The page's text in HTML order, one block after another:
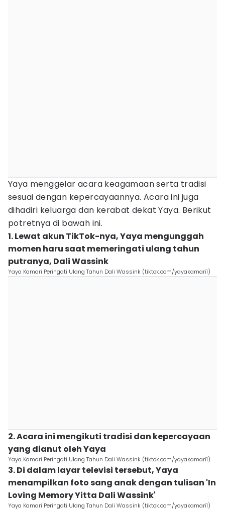
Yaya menggelar acara keagamaan serta tradisi
sesuai dengan kepercayaannya. Acara ini juga
dihadiri keluarga dan kerabat dekat Yaya. Berikut
potretnya di bawah ini.
1. Lewat akun TikTok-nya, Yaya mengunggah
momen haru saat memeringati ulang tahun
putranya, Dali Wassink
Yaya Kamari Peringati Ulang Tahun Dali Wassink (tiktok.com/yayakamari1)
2. Acara ini mengikuti tradisi dan kepercayaan
yang dianut oleh Yaya
Yaya Kamari Peringati Ulang Tahun Dali Wassink (tiktok.com/yayakamari1)
3. Di dalam layar televisi tersebut, Yaya
menampilkan foto sang anak dengan tulisan 'In
Loving Memory Yitta Dali Wassink'
Yaya Kamari Peringati Ulang Tahun Dali Wassink (tiktok.com/yayakamari1)